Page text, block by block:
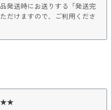
発送時にお送りする「発送完
だけますので、ご利用くださ